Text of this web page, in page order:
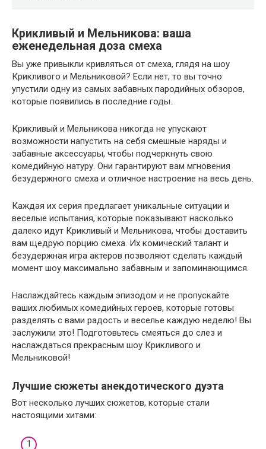
Крикливый и Мельникова: ваша
еженедельная доза смеха
Вы уже привыкли кривляться от смеха, глядя на шоу
Крикливого и Мельниковой? Если нет, то вы точно
упустили одну из самых забавных пародийных обзоров,
которые появились в последние годы.
Крикливый и Мельникова никогда не упускают
возможности напустить на себя смешные наряды и
забавные аксессуары, чтобы подчеркнуть свою
комедийную натуру. Они гарантируют вам мгновения
безудержного смеха и отличное настроение на весь день.
Каждая их серия предлагает уникальные ситуации и
веселые испытания, которые показывают насколько
далеко идут Крикливый и Мельникова, чтобы доставить
вам щедрую порцию смеха. Их комический талант и
безудержная игра актеров позволяют сделать каждый
момент шоу максимально забавным и запоминающимся.
Наслаждайтесь каждым эпизодом и не пропускайте
ваших любимых комедийных героев, которые готовы
разделять с вами радость и веселье каждую неделю! Вы
заслужили это! Подготовьтесь смеяться до слез и
наслаждаться прекрасным шоу Крикливого и
Мельниковой!
Лучшие сюжеты анекдотического дуэта
Вот несколько лучших сюжетов, которые стали
настоящими хитами: